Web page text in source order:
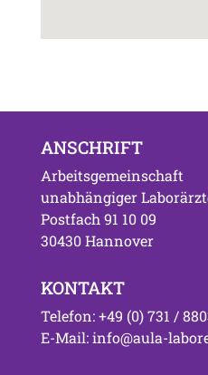
ANSCHRIFT
Arbeitsgemeinschaft
unabhängiger
Postfach 91 10 09
30430 Hannover
KONTAKT
Telefon: +49 (0) 731 /
E-Mail: info@aula-